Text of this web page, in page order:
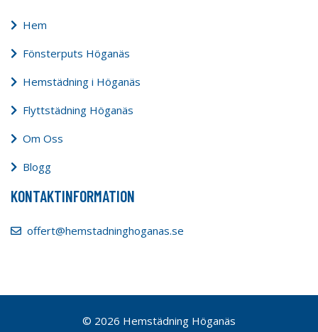
Hem
Fönsterputs Höganäs
Hemstädning i Höganäs
Flyttstädning Höganäs
Om Oss
Blogg
KONTAKTINFORMATION
offert@hemstadninghoganas.se
© 2026 Hemstädning Höganäs